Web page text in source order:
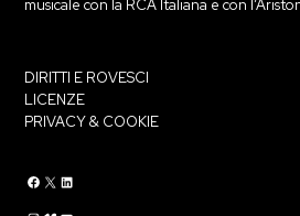
musicale con la RCA Italiana e con
DIRITTI E ROVESCI
LICENZE
PRIVACY & COOKIE
Flippermusic Facebook Flippermusic Twitter
Flippermusic Linkedin